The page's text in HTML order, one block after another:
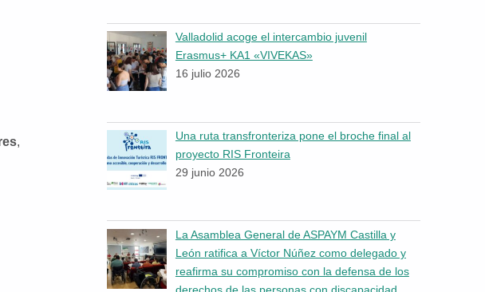
,
Valladolid acoge el intercambio juvenil
Erasmus+ KA1 «VIVEKAS»
16 julio 2026
Una ruta transfronteriza pone el broche final al
proyecto RIS Fronteira
29 junio 2026
La Asamblea General de ASPAYM Castilla y
León ratifica a Víctor Núñez como delegado y
reafirma su compromiso con la defensa de los